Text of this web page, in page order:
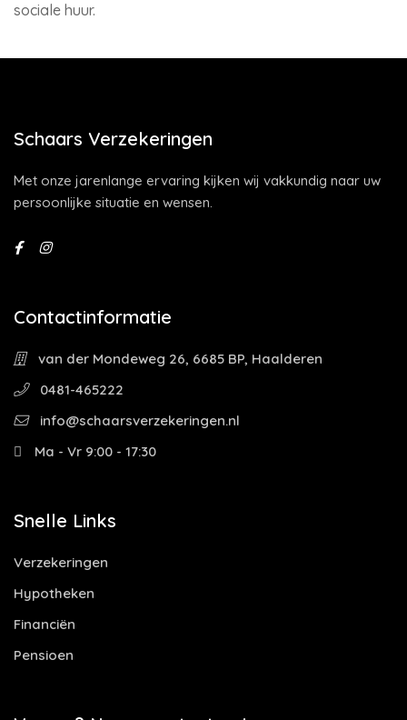
sociale huur.
Schaars Verzekeringen
Met onze jarenlange ervaring kijken wij vakkundig naar uw
persoonlijke situatie en wensen.
Contactinformatie
van der Mondeweg 26, 6685 BP, Haalderen
0481-465222
info@schaarsverzekeringen.nl
Ma - Vr 9:00 - 17:30
Snelle Links
Verzekeringen
Hypotheken
Financiën
Pensioen